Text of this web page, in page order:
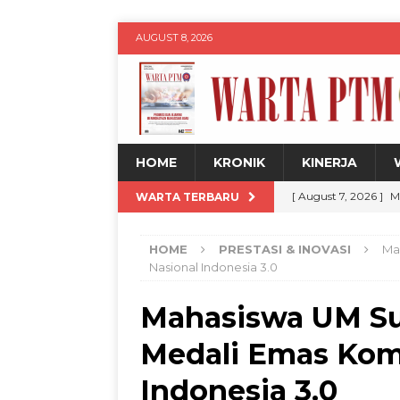
AUGUST 8, 2026
HOME KRONIK KINERJA
WARTA TERBARU [ August 7, 2026 ]
[ August 7, 2026 ]
[ August 7, 2026 ]
untuk Kemajuan
[ August 8, 2026 ]
HOME PRESTASI & INOVASI
Nasional Indonesia 3.0
Mahasiswa UM
Medali Emas
Indonesia 3.0